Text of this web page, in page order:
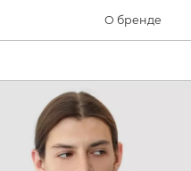
О бренде
ботинки
рюкзак
джинсы